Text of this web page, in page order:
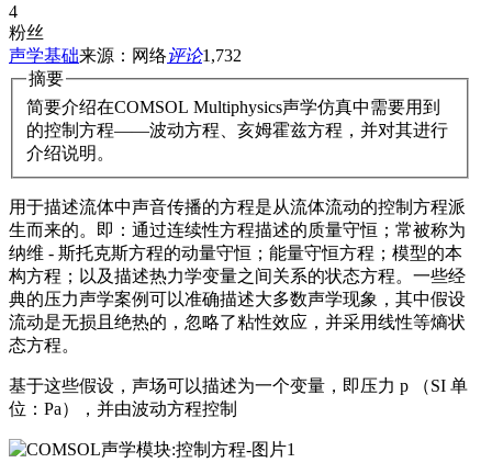
4
粉丝
声学基础来源：网络评论1,732
摘要
简要介绍在COMSOL Multiphysics声学仿真中需要用到
的控制方程——波动方程、亥姆霍兹方程，并对其进行
介绍说明。
用于描述流体中声音传播的方程是从流体流动的控制方程派
生而来的。即：通过连续性方程描述的质量守恒；常被称为
纳维 - 斯托克斯方程的动量守恒；能量守恒方程；模型的本
构方程；以及描述热力学变量之间关系的状态方程。一些经
典的压力声学案例可以准确描述大多数声学现象，其中假设
流动是无损且绝热的，忽略了粘性效应，并采用线性等熵状
态方程。
基于这些假设，声场可以描述为一个变量，即压力 p （SI 单
位：Pa），并由波动方程控制